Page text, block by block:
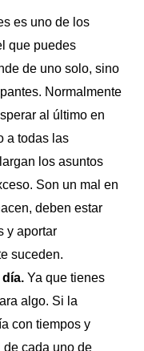
es uno de los
que puedes
de uno solo, sino
Normalmente
al último en
a todas las
los asuntos
Son un mal en
deben estar
y aportar
suceden.
Ya que tienes
algo. Si la
con tiempos y
de cada uno de